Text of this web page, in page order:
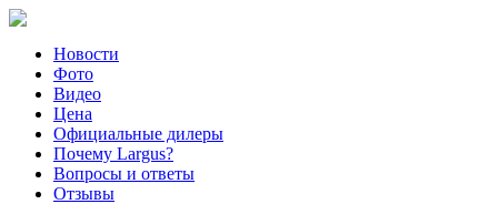
Новости
Фото
Видео
Цена
Официальные дилеры
Почему Largus?
Вопросы и ответы
Отзывы